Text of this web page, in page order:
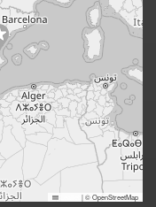
|© OpenStreetMap